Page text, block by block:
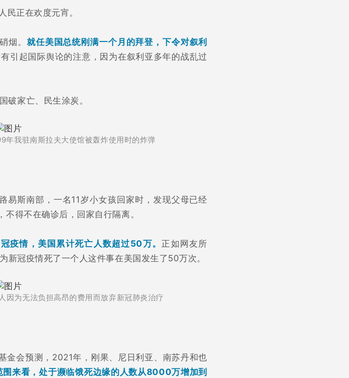
正在欢度元宵。
烟。就任美国总统刚满一个月的拜登，下令对叙利
引起国际舆论的注意，因为在叙利亚多年的战乱过
国破家亡、民生涂炭。
年我驻南斯拉夫大使馆被轰炸使用时的炸弹
易斯南部，一名11岁小女孩回家时，发现父母已经
得不在确诊后，回家自行隔离。
疫情，美国累计死亡人数超过50万。 正如网友所
冠疫情死了一个人这件事在美国发生了50万次。
因为无法负担高昂的费用而放弃新冠肺炎治疗
金会预测，2021年，刚果、尼日利亚、南苏丹和也
围来看，处于濒临饿死边缘的人数从8000万增加到